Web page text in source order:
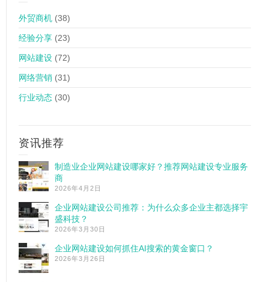
外贸商机 (38)
经验分享 (23)
网站建设 (72)
网络营销 (31)
行业动态 (30)
资讯推荐
制造业企业网站建设哪家好？推荐网站建设专业服务
商
2026年4月2日
企业网站建设公司推荐：为什么众多企业主都选择宇
盛科技？
2026年3月30日
企业网站建设如何抓住AI搜索的黄金窗口？
2026年3月26日